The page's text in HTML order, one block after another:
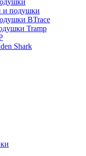
и подушки
BTrace
Tramp
Shark